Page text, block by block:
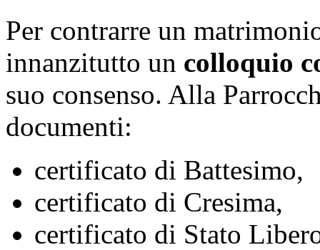
Per contrarre un
innanzitutto un colloquio
suo consenso. Alla
documenti:
certificato di Battesimo,
certificato di Cresima,
certificato di Stato